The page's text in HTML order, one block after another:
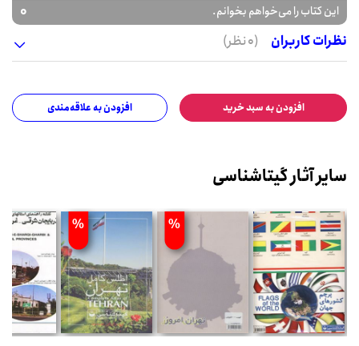
این کتاب را می‌خواهم بخوانم.
0
نظرات کاربران
(0 نظر)
افزودن به سبد خرید افزودن به علاقه‌مندی
سایر آثار گیتاشناسی
%
%